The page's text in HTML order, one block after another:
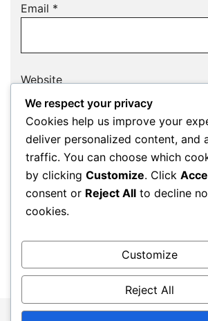
Email *
Website
Save my name, email, and
browser for the next time I
We respect your privacy
Cookies help us improve your
deliver personalized content, and
traffic. You can choose which
by clicking Customize. Click
consent or Reject All to decline
cookies.
Customize
Reject All